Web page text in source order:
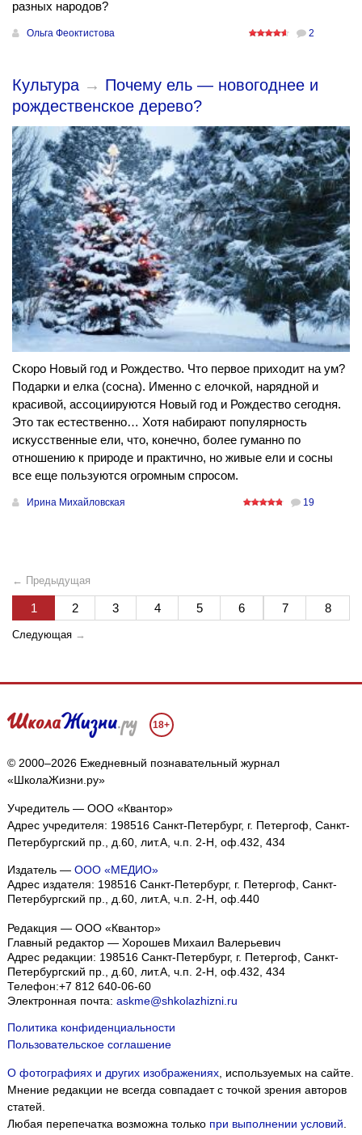
разных народов?
Ольга Феоктистова 2
Культура → Почему ель — новогоднее и
рождественское дерево?
Скоро Новый год и Рождество. Что первое приходит на ум?
Подарки и елка (сосна). Именно с елочкой, нарядной и
красивой, ассоциируются Новый год и Рождество сегодня.
Это так естественно… Хотя набирают популярность
искусственные ели, что, конечно, более гуманно по
отношению к природе и практично, но живые ели и сосны
все еще пользуются огромным спросом.
Ирина Михайловская 19
← Предыдущая
1 2 3 4 5 6 7 8
Следующая →
18+
© 2000–2026 Ежедневный познавательный журнал
«ШколаЖизни.ру»
Учредитель — ООО «Квантор»
Адрес учредителя: 198516 Санкт-Петербург, г. Петергоф, Санкт-
Петербургский пр., д.60, лит.А, ч.п. 2-Н, оф.432, 434
Издатель — ООО «МЕДИО»
Адрес издателя: 198516 Санкт-Петербург, г. Петергоф, Санкт-
Петербургский пр., д.60, лит.А, ч.п. 2-Н, оф.440
Редакция — ООО «Квантор»
Главный редактор — Хорошев Михаил Валерьевич
Адрес редакции: 198516 Санкт-Петербург, г. Петергоф Санкт-
Петербургский пр., д.60, лит.А, ч.п. 2-Н, оф.432, 434
Телефон:+7 812 640-06-60
Электронная почта: askme@shkolazhizni.ru
Политика конфиденциальности
Пользовательское соглашение
О фотографиях и других изображениях, используемых на сайте.
Мнение редакции не всегда совпадает с точкой зрения авторов
статей.
Любая перепечатка возможна только при выполнении условий